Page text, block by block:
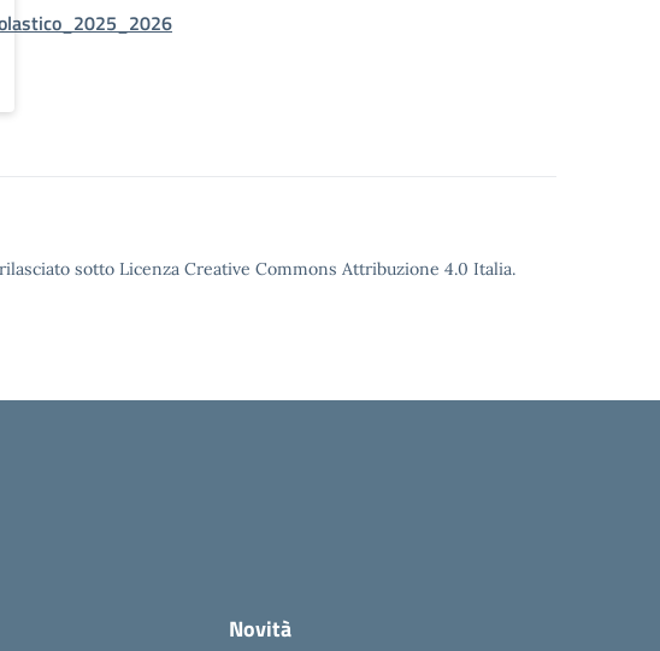
sotto Licenza Creative Commons Attribuzione 4.0 Italia.
Novità